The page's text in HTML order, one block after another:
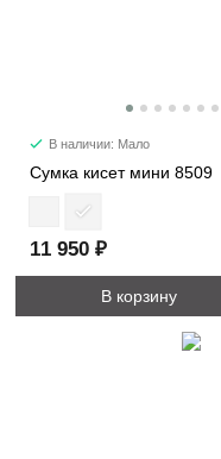
В наличии: Мало
Сумка кисет мини 8509
11 950 ₽
В корзину